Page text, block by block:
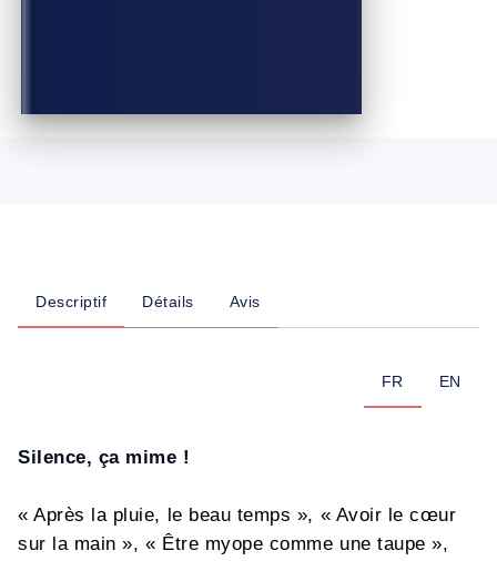
Descriptif Détails Avis
FR EN
Silence, ça mime !
« Après la pluie, le beau temps », « Avoir le cœur
sur la main », « Être myope comme une taupe »,